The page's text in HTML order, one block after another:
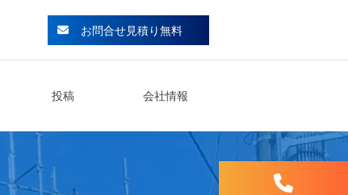
お問合せ見積り無料
投稿 会社情報